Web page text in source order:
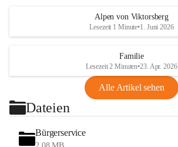
Alpen von Viktorsberg
Lesezeit 1 Minute•1. Juni 2026
Familie
Lesezeit 2 Minuten•23. Apr. 2026
Alle Artikel sehen
Dateien
Bürgerservice